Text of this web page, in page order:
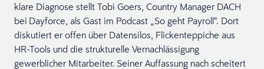
klare Diagnose stellt Tobi Goers, Country Manager DACH
bei Dayforce, als Gast im Podcast „So geht Payroll“. Dort
diskutiert er offen über Datensilos, Flickenteppiche aus
HR-Tools und die strukturelle Vernachlässigung
gewerblicher Mitarbeiter. Seiner Auffassung nach scheitert